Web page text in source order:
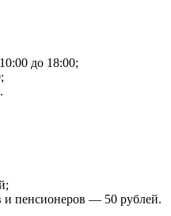
до 18:00;
и пенсионеров — 50 рублей.